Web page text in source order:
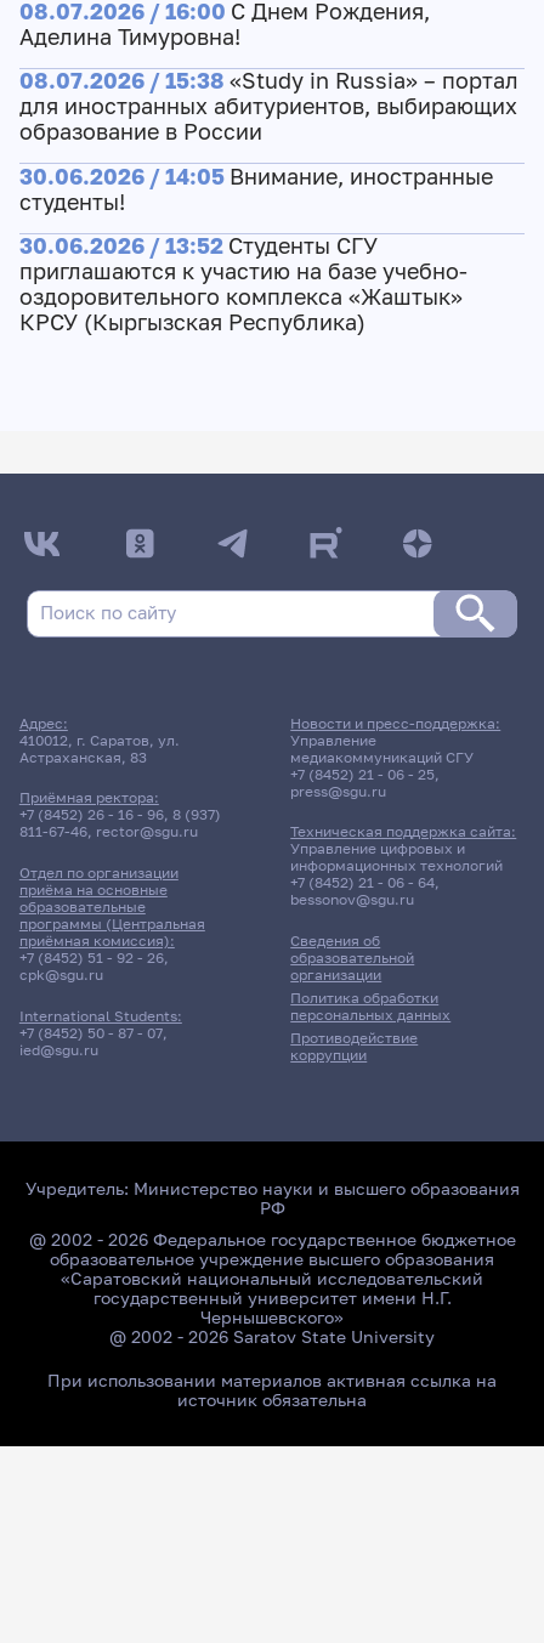
08.07.2026 / 16:00 С Днем Рождения,
Аделина Тимуровна!
08.07.2026 / 15:38 «Study in Russia» – портал
для иностранных абитуриентов, выбирающих
образование в России
30.06.2026 / 14:05 Внимание, иностранные
студенты!
30.06.2026 / 13:52 Студенты СГУ
приглашаются к участию на базе учебно-
оздоровительного комплекса «Жаштык»
КРСУ (Кыргызская Республика)
Адрес:
410012, г. Саратов, ул.
Астраханская, 83
Приёмная ректора:
+7 (8452) 26 - 16 - 96, 8 (937)
811-67-46, rector@sgu.ru
Отдел по организации
приёма на основные
образовательные
программы (Центральная
приёмная комиссия):
+7 (8452) 51 - 92 - 26,
cpk@sgu.ru
International Students:
+7 (8452) 50 - 87 - 07,
ied@sgu.ru
Сведения об
образовательной
организации
Политика обработки
персональных данных
Противодействие
коррупции
Новости и пресс-поддержка:
Управление
медиакоммуникаций СГУ
+7 (8452) 21 - 06 - 25,
press@sgu.ru
Техническая поддержка сайта:
Управление цифровых и
информационных технологий
+7 (8452) 21 - 06 - 64,
bessonov@sgu.ru
Учредитель: Министерство науки и высшего образования
РФ
@ 2002 - 2026 Федеральное государственное бюджетное
образовательное учреждение высшего образования
«Саратовский национальный исследовательский
государственный университет имени Н.Г.
Чернышевского»
@ 2002 - 2026 Saratov State University
При использовании материалов активная ссылка на
источник обязательна